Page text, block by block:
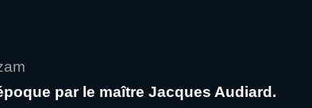
par le maître Jacques Audiard.